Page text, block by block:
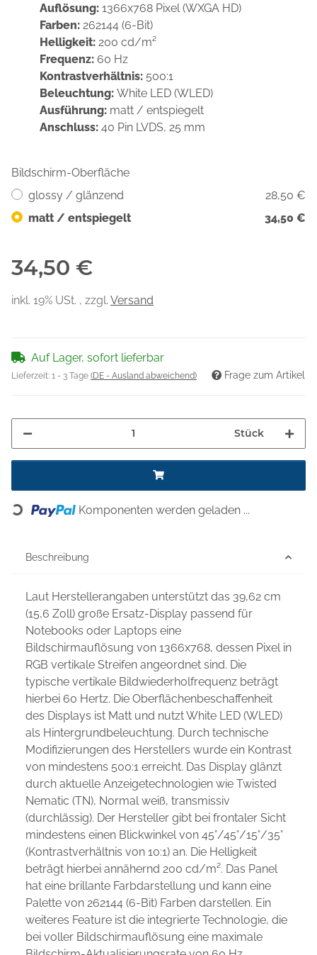
Auflösung: 1366x768 Pixel (WXGA HD)
Farben: 262144 (6-Bit)
Helligkeit: 200 cd/m²
Frequenz: 60 Hz
Kontrastverhältnis: 500:1
Beleuchtung: White LED (WLED)
Ausführung: matt / entspiegelt
Anschluss: 40 Pin LVDS, 25 mm
Bildschirm-Oberfläche
glossy / glänzend
28,50 €
matt / entspiegelt
34,50 €
34,50 €
inkl. 19% USt. , zzgl. Versand
Auf Lager, sofort lieferbar
Lieferzeit: 1 - 3 Tage (DE - Ausland abweichend) Frage zum Artikel
Stück
Loading... Komponenten werden geladen ...
Beschreibung
Laut Herstellerangaben unterstützt das 39,62 cm
(15,6 Zoll) große Ersatz-Display passend für
Notebooks oder Laptops eine
Bildschirmauflösung von 1366x768, dessen Pixel in
RGB vertikale Streifen angeordnet sind. Die
typische vertikale Bildwiederholfrequenz beträgt
hierbei 60 Hertz. Die Oberflächenbeschaffenheit
des Displays ist Matt und nutzt White LED (WLED)
als Hintergrundbeleuchtung. Durch technische
Modifizierungen des Herstellers wurde ein Kontrast
von mindestens 500:1 erreicht. Das Display glänzt
durch aktuelle Anzeigetechnologien wie Twisted
Nematic (TN), Normal weiß, transmissiv
(durchlässig). Der Hersteller gibt bei frontaler Sicht
mindestens einen Blickwinkel von 45°/45°/15°/35°
(Kontrastverhältnis von 10:1) an. Die Helligkeit
beträgt hierbei annähernd 200 cd/m². Das Panel
hat eine brillante Farbdarstellung und kann eine
Palette von 262144 (6-Bit) Farben darstellen. Ein
weiteres Feature ist die integrierte Technologie, die
bei voller Bildschirmauflösung eine maximale